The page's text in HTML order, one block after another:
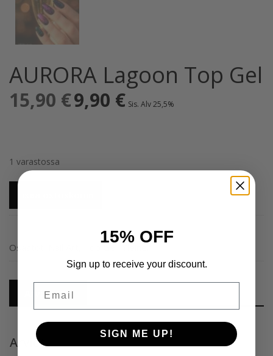
AURORA Lagoon Top Gel
15,90 € Alkuperäinen
hinta
9,90 €Nykyinen
hinta
Sis. Alv 25,5%
1 varastossa
AURORA
määrä
Osastot:
Arviot (0)
Arviot
15% OFF
Sign up to receive your discount.
SIGN ME UP!